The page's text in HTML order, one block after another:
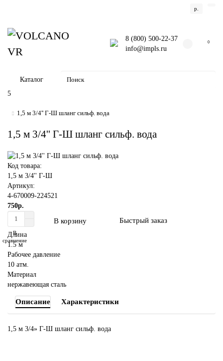
р.
8 (800) 500-22-37
info@impls.ru
0
Каталог
5
1,5 м 3/4'' Г-Ш шланг сильф. вода
1,5 м 3/4'' Г-Ш шланг сильф. вода
Код товара:
1,5 м 3/4'' Г-Ш
Артикул:
4-670009-224521
750р.
В корзину Быстрый заказ
В
сравнение
Длина
1.5 м
Рабочее давление
10 атм.
Материал
нержавеющая сталь
Описание Характеристики
1,5 м 3/4» Г-Ш шланг сильф. вода